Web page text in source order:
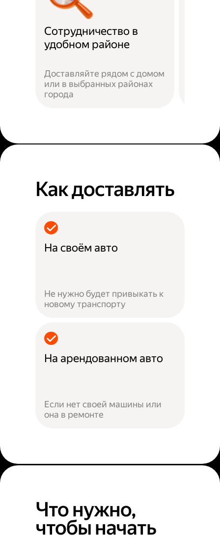
Сотрудничество в
удобном районе
Доставляйте рядом с домом
или в выбранных районах
города
Как доставлять
На своём авто
Не нужно будет привыкать к
новому транспорту
На арендованном авто
Если нет своей машины или
она в ремонте
Что нужно,
чтобы начать